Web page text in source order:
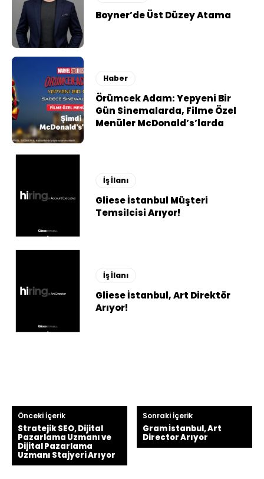
Boyner’de Üst Düzey Atama
Haber
Örümcek Adam: Yepyeni Bir
Gün Sinemalarda, Filme Özel
Menüler McDonald’s’larda
İş İlanı
Gliese İstanbul Müşteri
Temsilcisi Arıyor!
İş İlanı
Gliese İstanbul, Art Direktör
Arıyor!
Önceki İçerik
Stratejik SEO, Dijital
Pazarlama Uzmanı ve
Dijital Pazarlama
Uzmanı Stajyeri Arıyor
Sonraki İçerik
Gram İstanbul, Art
Director Arıyor